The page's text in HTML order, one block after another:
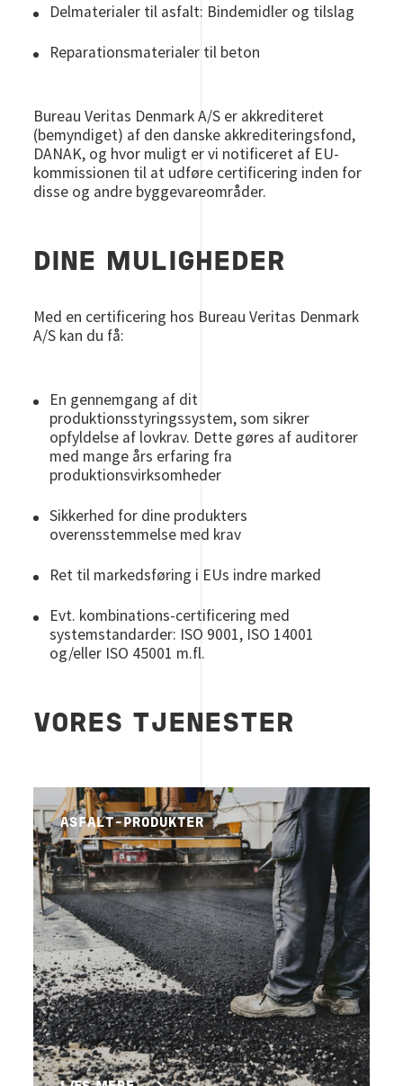
Delmaterialer til asfalt: Bindemidler og tilslag
Reparationsmaterialer til beton
Bureau Veritas Denmark A/S er akkrediteret
(bemyndiget) af den danske akkrediteringsfond,
DANAK, og hvor muligt er vi notificeret af EU-
kommissionen til at udføre certificering inden for
disse og andre byggevareområder.
DINE MULIGHEDER
Med en certificering hos Bureau Veritas Denmark
A/S kan du få:
En gennemgang af dit
produktionsstyringssystem, som sikrer
opfyldelse af lovkrav. Dette gøres af auditorer
med mange års erfaring fra
produktionsvirksomheder
Sikkerhed for dine produkters
overensstemmelse med krav
Ret til markedsføring i EUs indre marked
Evt. kombinations-certificering med
systemstandarder: ISO 9001, ISO 14001
og/eller ISO 45001 m.fl.
VORES TJENESTER
ASFALT-PRODUKTER